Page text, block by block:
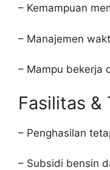
– Kemampuan
– Manajemen
– Mampu bekerja
Fasilitas &
– Penghasilan
– Subsidi bensin